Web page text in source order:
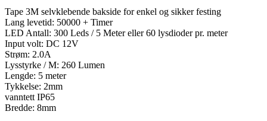
Tape 3M selvklebende bakside for enkel og sikker festing
Lang levetid: 50000 + Timer
LED Antall: 300 Leds / 5 Meter eller 60 lysdioder pr. meter
Input volt: DC 12V
Strøm: 2.0A
Lysstyrke / M: 260 Lumen
Lengde: 5 meter
Tykkelse: 2mm
vanntett IP65
Bredde: 8mm